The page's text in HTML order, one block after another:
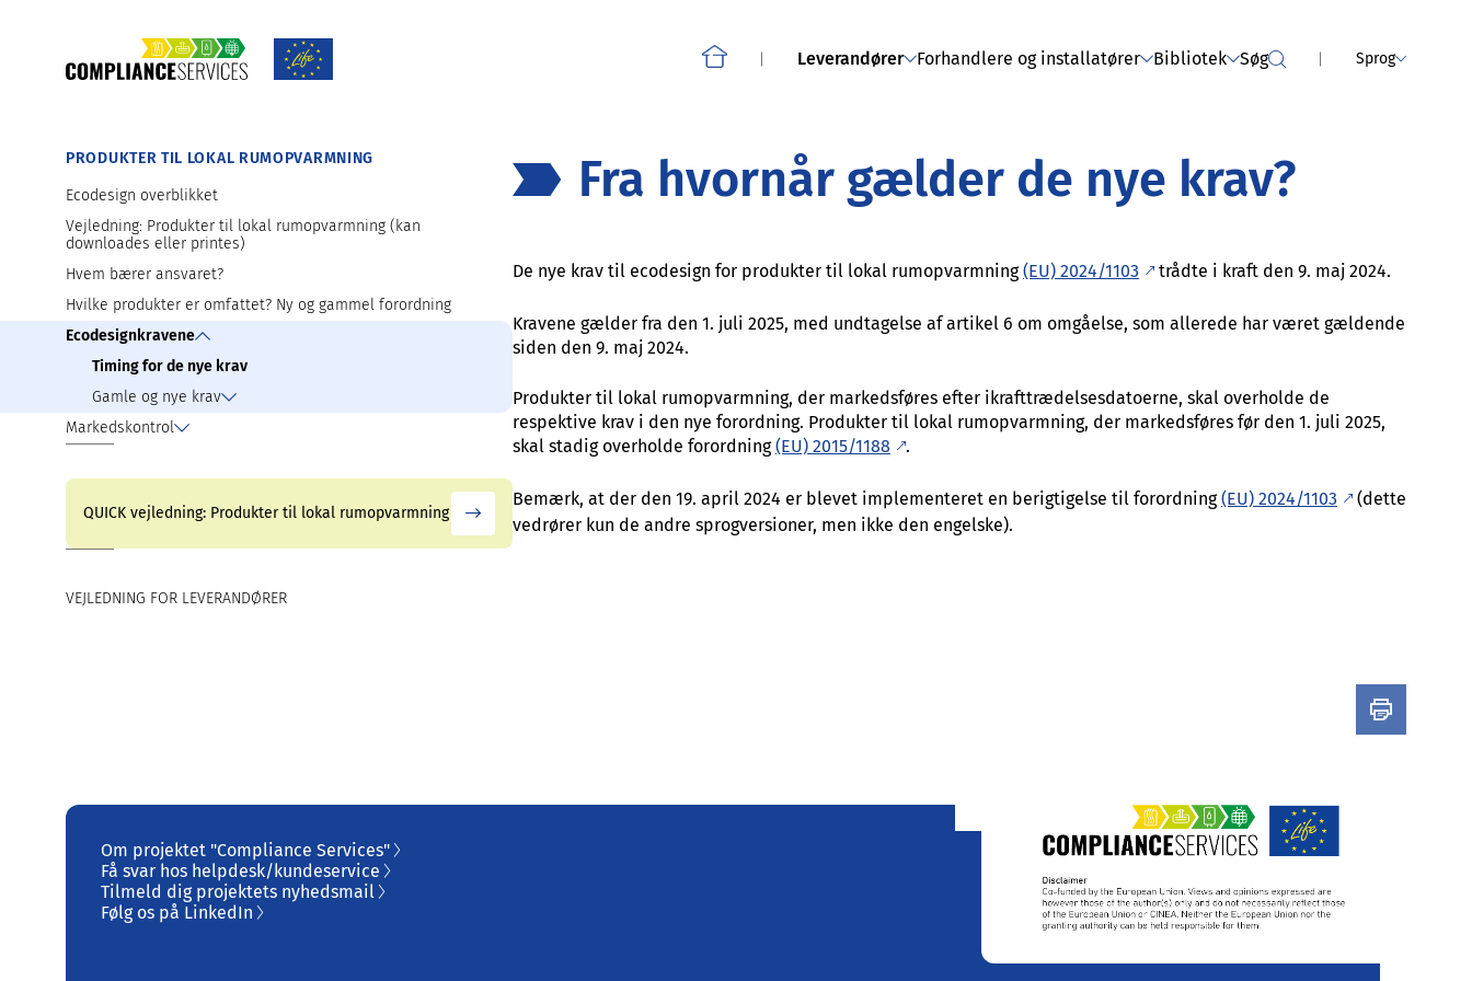
Home Leverandører Forhandlere og installatører Bibliotek Søg Sprog
afholdt)
PRODUKTER TIL LOKAL RUMOPVARMNING
Ecodesign overblikket
Vejledning: Produkter til lokal rumopvarmning (kan
downloades eller printes)
Hvem bærer ansvaret?
Hvilke produkter er omfattet? Ny og gammel forordning
Ecodesignkravene
Timing for de nye krav
Gamle og nye krav
Markedskontrol
QUICK vejledning: Produkter til lokal rumopvarmning
VEJLEDNING FOR LEVERANDØRER
Fra hvornår gælder de nye krav?
De nye krav til ecodesign for produkter til lokal rumopvarmning(EU) 2024/1103 trådte i kraft den 9. maj 2024.
Kravene gælder fra den 1. juli 2025, med undtagelse af artikel 6 om omgåelse, som allerede har været gældende
siden den 9. maj 2024.
Produkter til lokal rumopvarmning, der markedsføres efter ikrafttrædelsesdatoerne, skal overholde de
respektive krav i den nye forordning. Produkter til lokal rumopvarmning, der markedsføres før den 1. juli 2025,
skal stadig overholde forordning(EU) 2015/1188 .
Bemærk, at der den 19. april 2024 er blevet implementeret en berigtigelse til forordning(EU) 2024/1103
(dette
vedrører kun de andre sprogversioner, men ikke den engelske).
Om projektet "Compliance Services"
Få svar hos helpdesk/kundeservice
Tilmeld dig projektets nyhedsmail
Følg os på LinkedIn